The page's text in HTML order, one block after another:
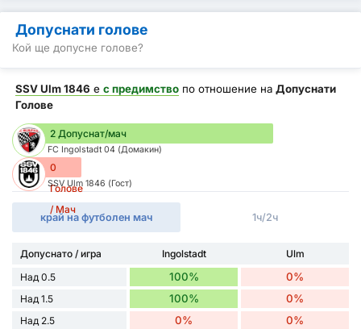
Допуснати голове
Кой ще допусне голове?
SSV Ulm 1846 е с предимство по отношение на Допуснати
Голове
2 Допуснат/мач
FC Ingolstadt 04 (Домакин)
0
Голове
/ Мач
SSV Ulm 1846 (Гост)
край на футболен мач 1ч/2ч
Допуснато / игра Ingolstadt
Ulm
Над 0.5
100% 0%
Над 1.5 100% 0%
Над 2.5 0% 0%